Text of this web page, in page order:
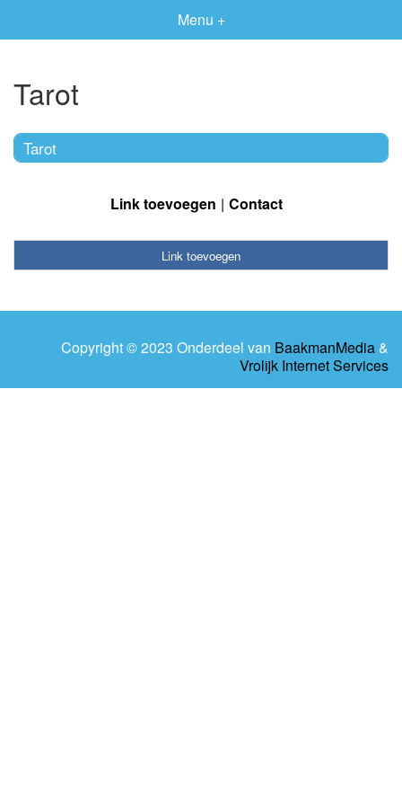
Menu +
Tarot
Tarot
Link toevoegen Contact
Link toevoegen
Copyright © 2023 Onderdeel van BaakmanMedia &
Vrolijk Internet Services